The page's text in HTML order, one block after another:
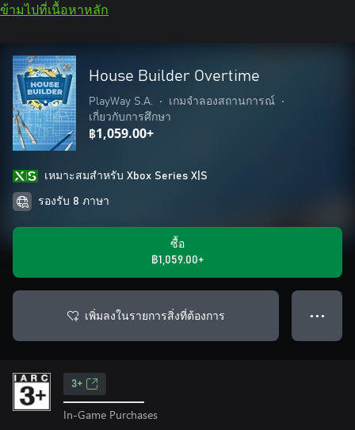
ข้ามไปที่เนื้อหาหลัก
House Builder Overtime
PlayWay S.A. • เกมจำลองสถานการณ์
•
เกี่ยวกับการศึกษา
฿1,059.00+
เหมาะสมสําหรับ Xbox Series X|S
รองรับ 8 ภาษา
ซื้อ
฿1,059.00+
เพิ่มลงในรายการสิ่งที่ต้องการ ● ● ●
3+
In-Game Purchases